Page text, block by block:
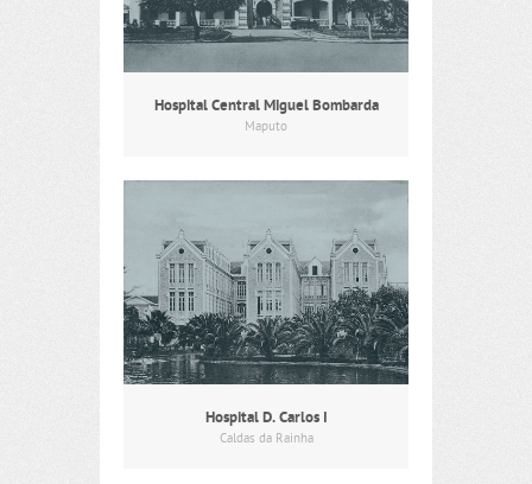
Hospital Central Miguel Bombarda
Maputo
Hospital D. Carlos I
Caldas da Rainha